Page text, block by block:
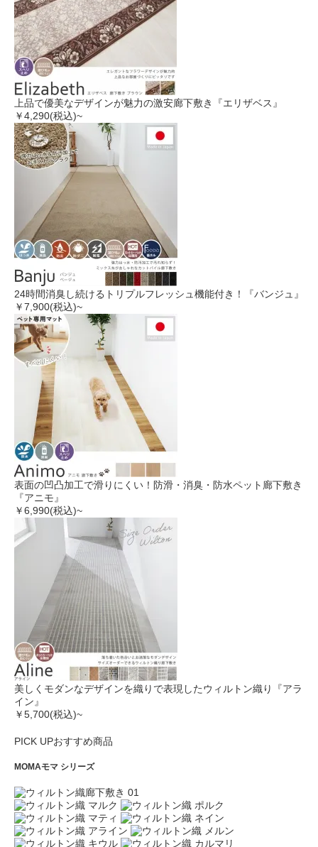
上品で優美なデザインが魅力の激安廊下敷き『エリザベス』
￥4,290(税込)~
24時間消臭し続けるトリプルフレッシュ機能付き！『バンジュ』
￥7,900(税込)~
表面の凹凸加工で滑りにくい！防滑・消臭・防水ペット廊下敷き
『アニモ』
￥6,990(税込)~
美しくモダンなデザインを織りで表現したウィルトン織り『アラ
イン』
￥5,700(税込)~
PICK UPおすすめ商品
MOMAモマ シリーズ